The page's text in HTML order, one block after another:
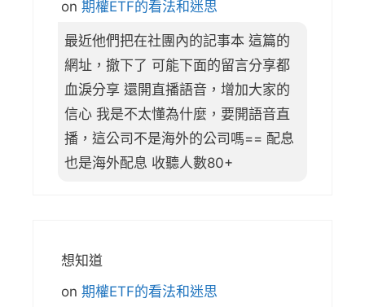
on 期權ETF的看法和迷思
最近他們把在社團內的記事本 這篇的
網址，撤下了 可能下面的留言分享都
血淚分享 還開直播語音，增加大家的
信心 我是不太懂為什麼，要開語音直
播，這公司不是海外的公司嗎== 配息
也是海外配息 收聽人數80+
想知道
on 期權ETF的看法和迷思